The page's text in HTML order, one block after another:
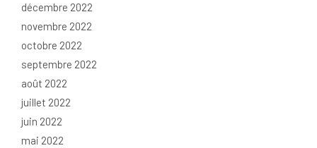
décembre 2022
novembre 2022
octobre 2022
septembre 2022
août 2022
juillet 2022
juin 2022
mai 2022